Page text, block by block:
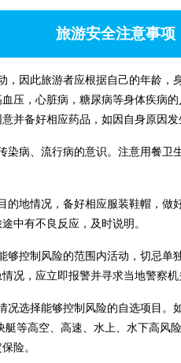
旅游安全注意事项
，因此旅游者应根据自己的年龄，
压，心脏病，糖尿病等身体疾病
并备好相应药品，如因自身原因
染病、流行病的意识。注意用餐卫
的地情况，备好相应服装鞋帽，做
中有不良反应，及时说明。
够控制风险的范围内活动，切忌单
况，应立即报警并寻求当地警察
况选择能够控制风险的自选项目。
艇等高空、高速、水上、水下高风
险。